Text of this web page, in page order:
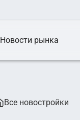
Новости рынка
Все новостройки